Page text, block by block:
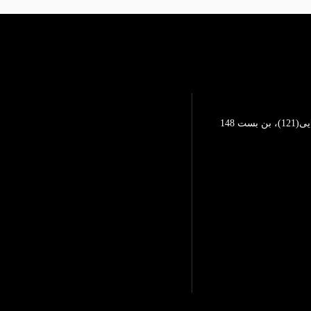
تهرانپارس، خیابان محمد رضایی(121)، بن بست 148